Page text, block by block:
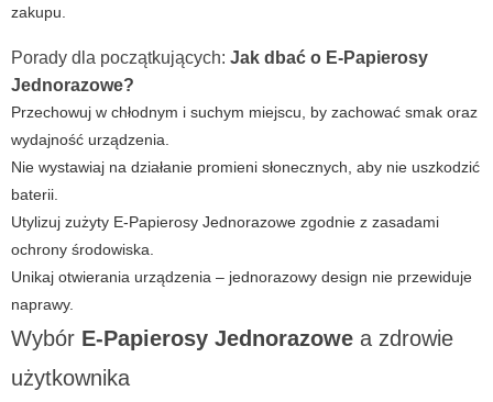
zakupu.
Porady dla początkujących: Jak dbać o E-Papierosy
Jednorazowe?
Przechowuj w chłodnym i suchym miejscu, by zachować smak oraz
wydajność urządzenia.
Nie wystawiaj na działanie promieni słonecznych, aby nie uszkodzić
baterii.
Utylizuj zużyty E-Papierosy Jednorazowe zgodnie z zasadami
ochrony środowiska.
Unikaj otwierania urządzenia – jednorazowy design nie przewiduje
naprawy.
Wybór E-Papierosy Jednorazowe a zdrowie
użytkownika